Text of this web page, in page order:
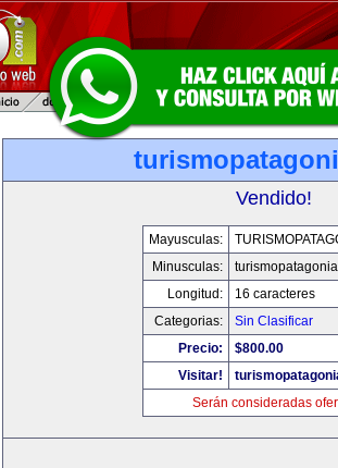
Vendido!
Mayusculas:
Minusculas:
Longitud:
16 caracteres
Categorias:
Sin Clasificar
Precio:
$800.00
Visitar!
Serán consideradas